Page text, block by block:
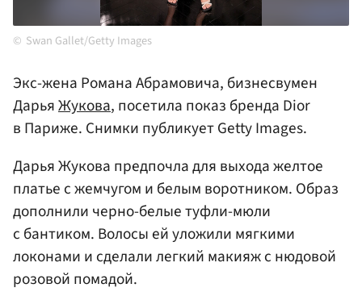
Swan Gallet/Getty Images
Экс-жена Романа Абрамовича, бизнесвумен
ДарьяЖукова, посетила показ бренда Dior
в Париже. Снимки публикует Getty Images.
Дарья Жукова предпочла для выхода желтое
платье с жемчугом и белым воротником. Образ
дополнили черно-белые туфли-мюли
с бантиком. Волосы ей уложили мягкими
локонами и сделали легкий макияж с нюдовой
розовой помадой.